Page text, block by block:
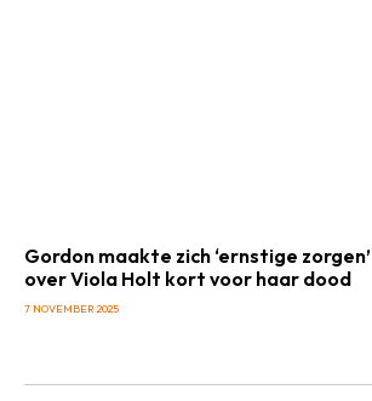
Gordon maakte zich ‘ernstige zorgen’
over Viola Holt kort voor haar dood
7 NOVEMBER 2025